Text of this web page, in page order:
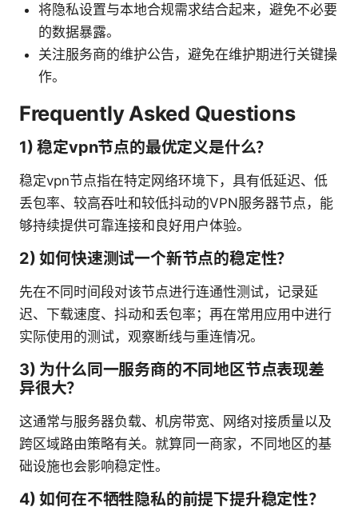
将隐私设置与本地合规需求结合起来，避免不必要
的数据暴露。
关注服务商的维护公告，避免在维护期进行关键操
作。
Frequently Asked Questions
1) 稳定vpn节点的最优定义是什么？
稳定vpn节点指在特定网络环境下，具有低延迟、低
丢包率、较高吞吐和较低抖动的VPN服务器节点，能
够持续提供可靠连接和良好用户体验。
2) 如何快速测试一个新节点的稳定性？
先在不同时间段对该节点进行连通性测试，记录延
迟、下载速度、抖动和丢包率；再在常用应用中进行
实际使用的测试，观察断线与重连情况。
3) 为什么同一服务商的不同地区节点表现差
异很大？
这通常与服务器负载、机房带宽、网络对接质量以及
跨区域路由策略有关。就算同一商家，不同地区的基
础设施也会影响稳定性。
4) 如何在不牺牲隐私的前提下提升稳定性？